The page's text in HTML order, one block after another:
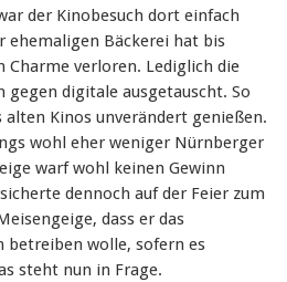
der Kinobesuch dort einfach
ehemaligen Bäckerei hat bis
Charme verloren. Lediglich die
digitale ausgetauscht. So
alten Kinos unverändert genießen.
wohl eher weniger Nürnberger
warf wohl keinen Gewinn
dennoch auf der Feier zum
dass er das
wolle, sofern es
steht nun in Frage.